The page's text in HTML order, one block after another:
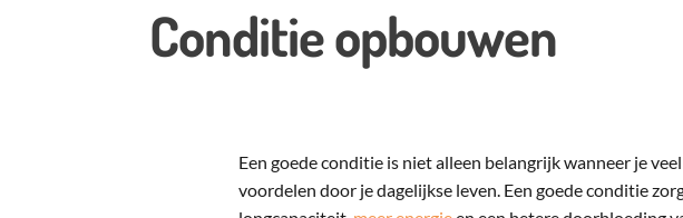
Conditie opbouwen
Een goede conditie is niet alleen belangrijk wanneer je
voordelen door je dagelijkse leven. Een goede conditie